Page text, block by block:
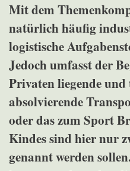
Mit dem
natürlich häufig
logistische
Jedoch umfasst der
Privaten liegende
absolvierende
oder das zum Sport
Kindes sind hier nur
genannt werden